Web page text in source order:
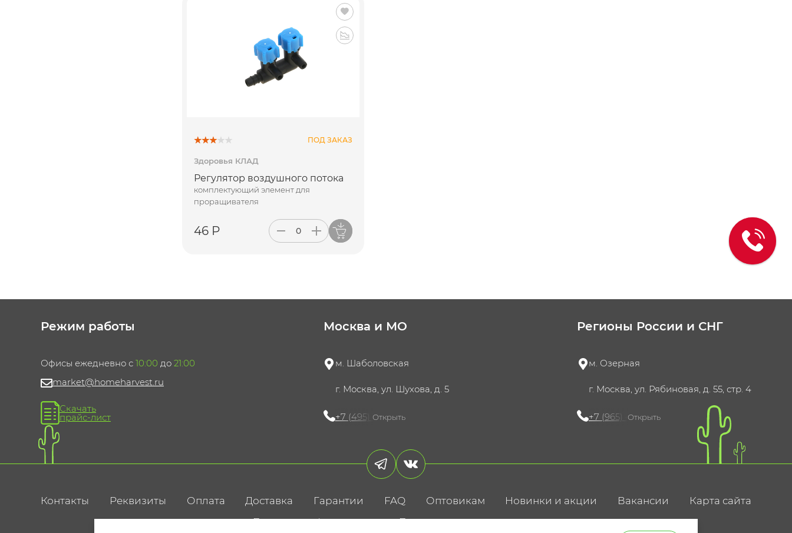
ПОД ЗАКАЗ
Здоровья КЛАД
Регулятор воздушного потока
комплектующий элемент для
проращивателя
46 Р
Режим работы
Офисы ежедневно с 10:00 до 21:00
market@homeharvest.ru
Скачать
прайс-лист
Москва и МО
м. Шаболовская
г. Москва, ул. Шухова, д. 5
+7 (495) 721-60-15
Открыть
Регионы России и СНГ
м. Озерная
г. Москва, ул. Рябиновая, д. 55, стр. 4
+7 (965) 420-10-10
Открыть
Контакты Реквизиты Оплата Доставка Гарантии FAQ Оптовикам Новинки и акции Вакансии Карта сайта
Политика конфиденциальностиПользовательское соглашение